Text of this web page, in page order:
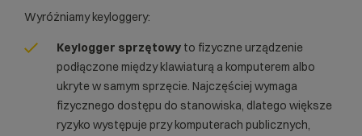
Wyróżniamy keyloggery:
Keylogger sprzętowy to fizyczne urządzenie
podłączone między klawiaturą a komputerem albo
ukryte w samym sprzęcie. Najczęściej wymaga
fizycznego dostępu do stanowiska, dlatego większe
ryzyko występuje przy komputerach publicznych,